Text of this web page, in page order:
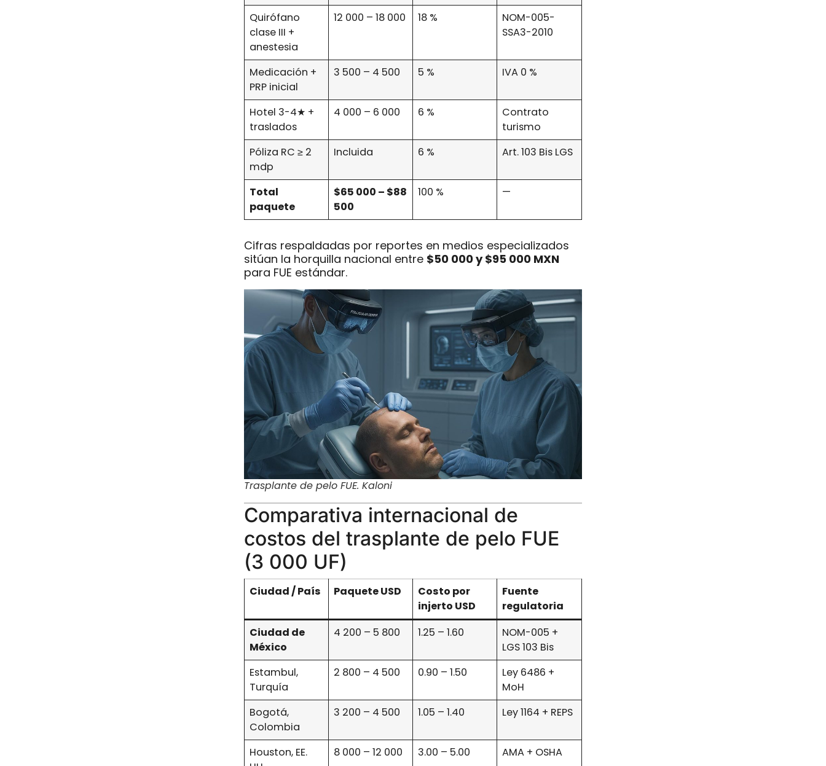
Quirófano
clase III +
anestesia
12 000 – 18 000 18 %
NOM-005-
SSA3-2010
Medicación +
PRP inicial
3 500 – 4 500 5 % IVA 0 %
Hotel 3-4★ +
traslados
4 000 – 6 000 6 %
Contrato
turismo
Póliza RC ≥ 2
mdp
Incluida 6 % Art. 103 Bis LGS
Total
paquete
$65 000 – $88
500
100 % —
Cifras respaldadas por reportes en medios especializados
sitúan la horquilla nacional entre $50 000 y $95 000 MXN
para FUE estándar.
Trasplante de pelo FUE. Kaloni
Comparativa internacional de
costos del trasplante de pelo FUE
(3 000 UF)
Ciudad / País Paquete USD
Costo por
injerto USD
Fuente
regulatoria
Ciudad de
México
4 200 – 5 800 1.25 – 1.60
NOM-005 +
LGS 103 Bis
Estambul,
Turquía
2 800 – 4 500 0.90 – 1.50
Ley 6486 +
MoH
Bogotá,
Colombia
3 200 – 4 500 1.05 – 1.40 Ley 1164 + REPS
Houston, EE.
8 000 – 12 000 3.00 – 5.00 AMA + OSHA